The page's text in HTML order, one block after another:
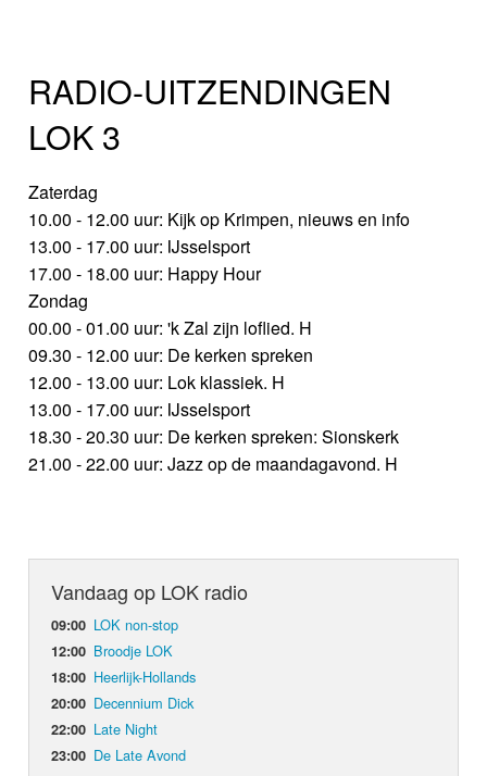
RADIO-UITZENDINGEN
LOK 3
Zaterdag
10.00 - 12.00 uur: Kijk op Krimpen, nieuws en info
13.00 - 17.00 uur: IJsselsport
17.00 - 18.00 uur: Happy Hour
Zondag
00.00 - 01.00 uur: 'k Zal zijn loflied. H
09.30 - 12.00 uur: De kerken spreken
12.00 - 13.00 uur: Lok klassiek. H
13.00 - 17.00 uur: IJsselsport
18.30 - 20.30 uur: De kerken spreken: Sionskerk
21.00 - 22.00 uur: Jazz op de maandagavond. H
Vandaag op LOK radio
09:00 LOK non-stop
12:00 Broodje LOK
18:00 Heerlijk-Hollands
20:00 Decennium Dick
22:00 Late Night
23:00 De Late Avond